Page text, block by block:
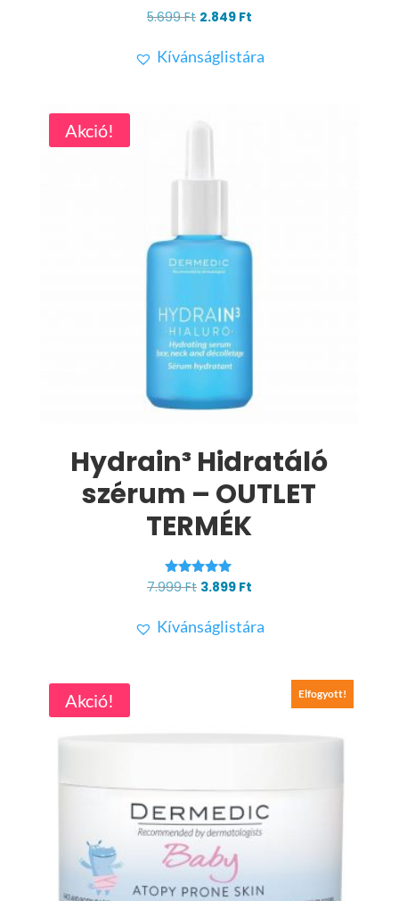
5.699Ft Original
was:
2.849 FtCurrent
is:
Kívánságlistára
Akció!
Hydrain³ Hidratáló
szérum – OUTLET
TERMÉK
Értékelés:
7.999Ft Original
was:
3.899 FtCurrent
is:
Kívánságlistára
Akció! Elfogyott!